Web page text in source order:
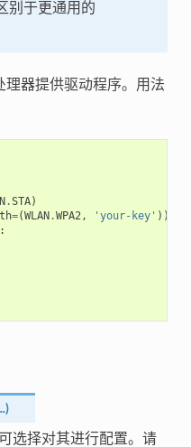
别于更通用的
器提供驱动程序。用法
.STA)
=(WLAN .WPA2, 'your-key' ))
)
选择对其进行配置。请